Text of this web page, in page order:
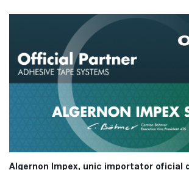
Algernon Impex, unic importator oficial